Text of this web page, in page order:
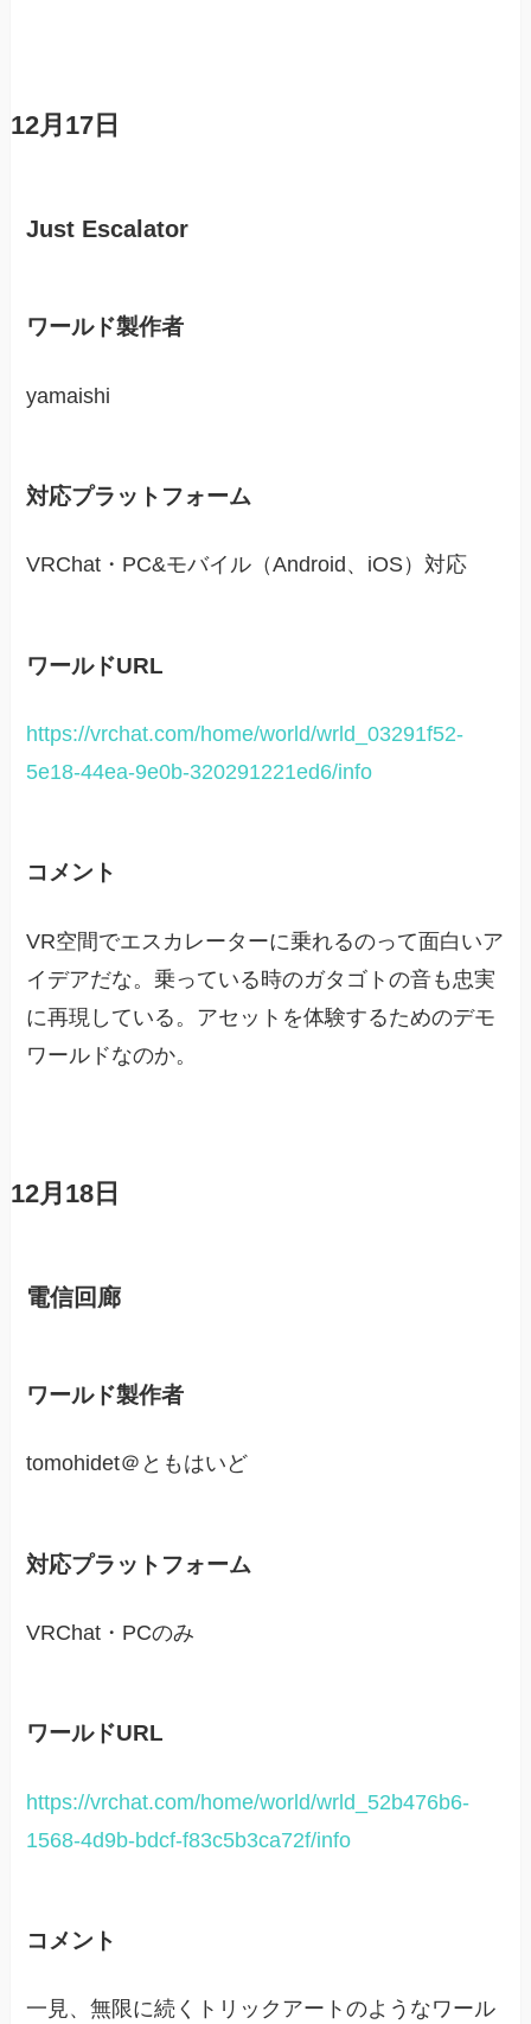
12月17日
Just Escalator
ワールド製作者
yamaishi
対応プラットフォーム
VRChat・PC&モバイル（Android、iOS）対応
ワールドURL
https://vrchat.com/home/world/wrld_03291f52-
5e18-44ea-9e0b-320291221ed6/info
コメント
VR空間でエスカレーターに乗れるのって面白いア
イデアだな。乗っている時のガタゴトの音も忠実
に再現している。アセットを体験するためのデモ
ワールドなのか。
12月18日
電信回廊
ワールド製作者
tomohidet＠ともはいど
対応プラットフォーム
VRChat・PCのみ
ワールドURL
https://vrchat.com/home/world/wrld_52b476b6-
1568-4d9b-bdcf-f83c5b3ca72f/info
コメント
一見、無限に続くトリックアートのようなワール